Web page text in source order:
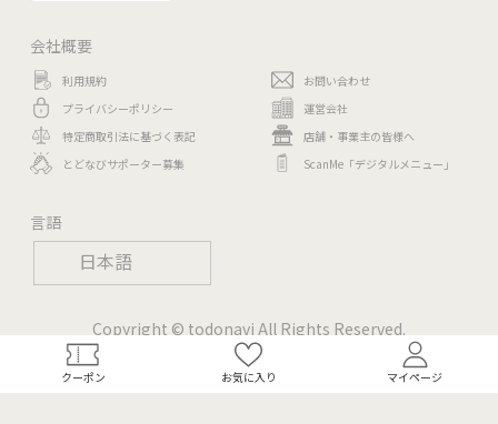
日本語
クーポン お気に入り マイページ
会社概要
利用規約
プライバシーポリシー
特定商取引法に基づく表記
とどなびサポーター募集
お問い合わせ
運営会社
店舗・事業主の皆様へ
ScanMe「デジタルメニュー」
言語
Copyright © todonavi All Rights Reserved.